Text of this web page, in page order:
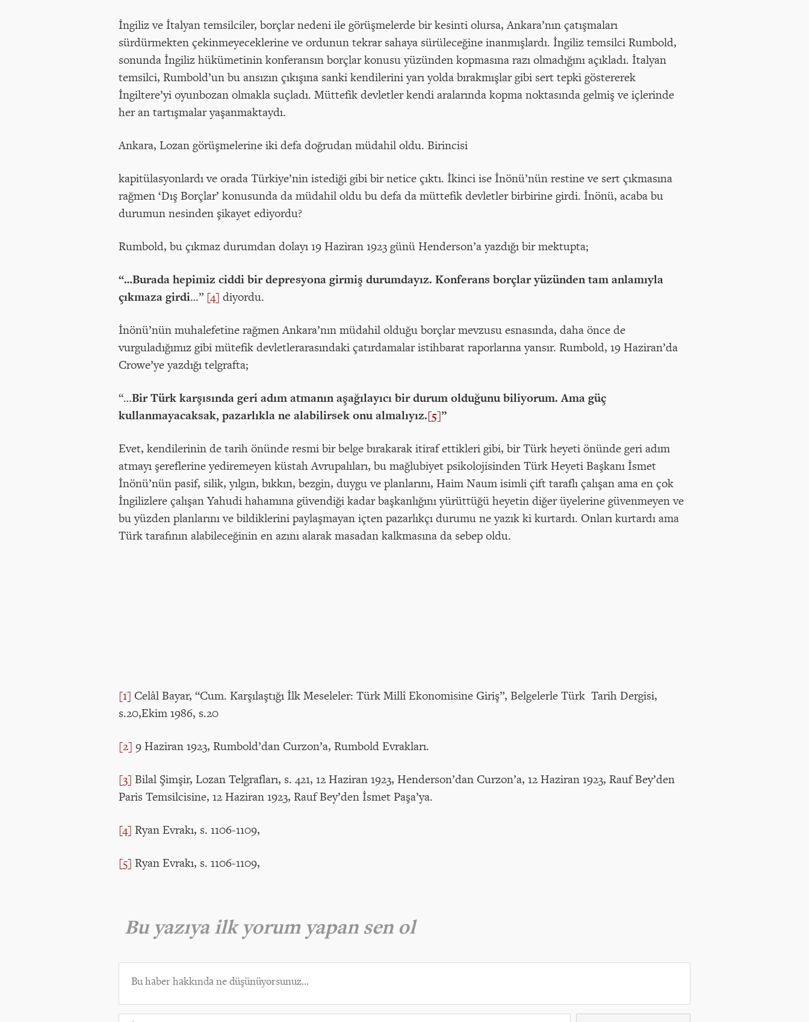
İngiliz ve İtalyan temsilciler, borçlar nedeni ile görüşmelerde bir kesinti olursa, Ankara’nın çatışmaları
sürdürmekten çekinmeyeceklerine ve ordunun tekrar sahaya sürüleceğine inanmışlardı. İngiliz temsilci Rumbold,
sonunda İngiliz hükümetinin konferansın borçlar konusu yüzünden kopmasına razı olmadığını açıkladı. İtalyan
temsilci, Rumbold’un bu ansızın çıkışına sanki kendilerini yarı yolda bırakmışlar gibi sert tepki göstererek
İngiltere’yi oyunbozan olmakla suçladı. Müttefik devletler kendi aralarında kopma noktasında gelmiş ve içlerinde
her an tartışmalar yaşanmaktaydı.
Ankara, Lozan görüşmelerine iki defa doğrudan müdahil oldu. Birincisi
kapitülasyonlardı ve orada Türkiye’nin istediği gibi bir netice çıktı. İkinci ise İnönü’nün restine ve sert çıkmasına
rağmen ‘Dış Borçlar’ konusunda da müdahil oldu bu defa da müttefik devletler birbirine girdi. İnönü, acaba bu
durumun nesinden şikayet ediyordu?
Rumbold, bu çıkmaz durumdan dolayı 19 Haziran 1923 günü Henderson’a yazdığı bir mektupta;
“…Burada hepimiz ciddi bir depresyona girmiş durumdayız. Konferans borçlar yüzünden tam anlamıyla
çıkmaza girdi…” [4] diyordu.
İnönü’nün muhalefetine rağmen Ankara’nın müdahil olduğu borçlar mevzusu esnasında, daha önce de
vurguladığımız gibi mütefik devletlerarasındaki çatırdamalar istihbarat raporlarına yansır. Rumbold, 19 Haziran’da
Crowe’ye yazdığı telgrafta;
“…Bir Türk karşısında geri adım atmanın aşağılayıcı bir durum olduğunu biliyorum. Ama güç
kullanmayacaksak, pazarlıkla ne alabilirsek onu almalıyız.[5]”
Evet, kendilerinin de tarih önünde resmi bir belge bırakarak itiraf ettikleri gibi, bir Türk heyeti önünde geri adım
atmayı şereflerine yediremeyen küstah Avrupalıları, bu mağlubiyet psikolojisinden Türk Heyeti Başkanı İsmet
İnönü’nün pasif, silik, yılgın, bıkkın, bezgin, duygu ve planlarını, Haim Naum isimli çift taraflı çalışan ama en çok
İngilizlere çalışan Yahudi hahamına güvendiği kadar başkanlığını yürüttüğü heyetin diğer üyelerine güvenmeyen ve
bu yüzden planlarını ve bildiklerini paylaşmayan içten pazarlıkçı durumu ne yazık ki kurtardı. Onları kurtardı ama
Türk tarafının alabileceğinin en azını alarak masadan kalkmasına da sebep oldu.
[1] Celâl Bayar, “Cum. Karşılaştığı İlk Meseleler: Türk Millî Ekonomisine Giriş”, Belgelerle Türk Tarih Dergisi,
s.20,Ekim 1986, s.20
[2] 9 Haziran 1923, Rumbold’dan Curzon’a, Rumbold Evrakları.
[3] Bilal Şimşir, Lozan Telgrafları, s. 421, 12 Haziran 1923, Henderson’dan Curzon’a, 12 Haziran 1923, Rauf Bey’den
Paris Temsilcisine, 12 Haziran 1923, Rauf Bey’den İsmet Paşa’ya.
[4] Ryan Evrakı, s. 1106-1109,
[5] Ryan Evrakı, s. 1106-1109,
Bu yazıya ilk yorum yapan sen ol